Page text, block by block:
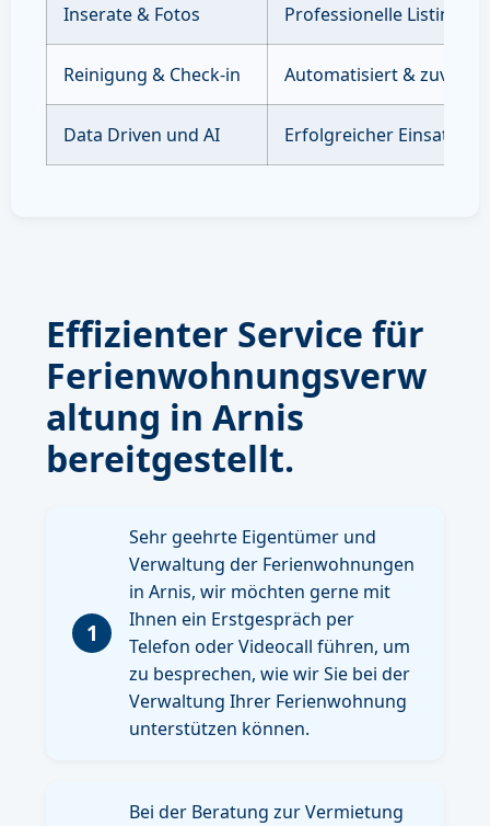
Inserate & Fotos Professionelle Listings
Reinigung & Check-in Automatisiert &
Data Driven und AI Erfolgreicher Einsatz
Effizienter Service für
Ferienwohnungsverw
altung in Arnis
bereitgestellt.
1
Sehr geehrte Eigentümer und
Verwaltung der Ferienwohnungen
in Arnis, wir möchten gerne mit
Ihnen ein Erstgespräch per
Telefon oder Videocall führen, um
zu besprechen, wie wir Sie bei der
Verwaltung Ihrer Ferienwohnung
unterstützen können.
Bei der Beratung zur Vermietung